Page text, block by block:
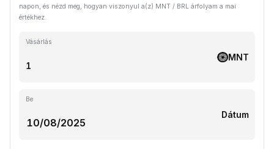
napon, és nézd meg, hogyan viszonyul a(z) MNT / BRL árfolyam a mai
értékhez.
Vásárlás
MNT
Be
Dátum